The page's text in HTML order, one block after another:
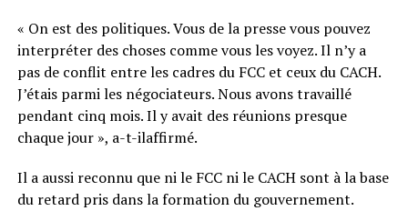
« On est des politiques. Vous de la presse vous pouvez
interpréter des choses comme vous les voyez. Il n’y a
pas de conflit entre les cadres du FCC et ceux du CACH.
J’étais parmi les négociateurs. Nous avons travaillé
pendant cinq mois. Il y avait des réunions presque
chaque jour », a-t-ilaffirmé.
Il a aussi reconnu que ni le FCC ni le CACH sont à la base
du retard pris dans la formation du gouvernement.